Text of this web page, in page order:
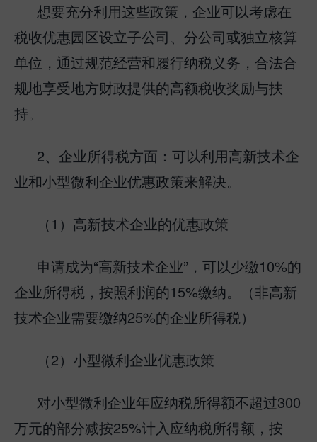
想要充分利用这些政策，企业可以考虑在
税收优惠园区设立子公司、分公司或独立核算
单位，通过规范经营和履行纳税义务，合法合
规地享受地方财政提供的高额税收奖励与扶
持。
2、企业所得税方面：可以利用高新技术企
业和小型微利企业优惠政策来解决。
（1）高新技术企业的优惠政策
申请成为“高新技术企业”，可以少缴10%的
企业所得税，按照利润的15%缴纳。（非高新
技术企业需要缴纳25%的企业所得税）
（2）小型微利企业优惠政策
对小型微利企业年应纳税所得额不超过300
万元的部分减按25%计入应纳税所得额，按